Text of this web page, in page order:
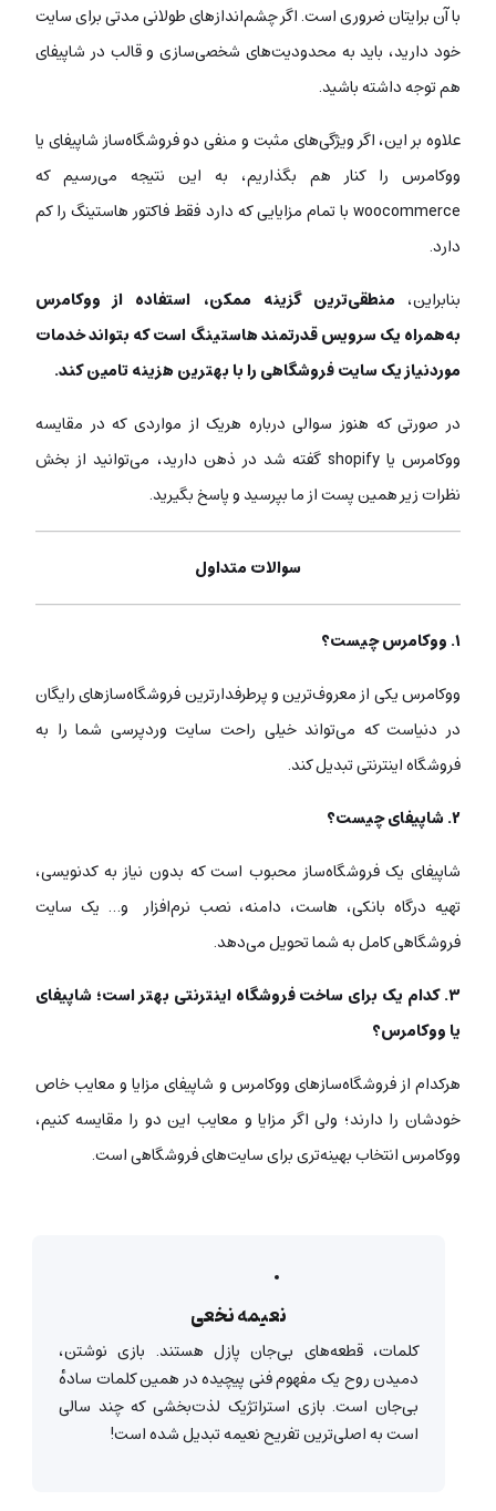
با آن برایتان ضروری است. اگر چشم‌اندازهای طولانی مدتی برای سایت
خود دارید، باید به محدودیت‌های شخصی‌سازی و قالب در شاپیفای
هم توجه داشته باشید.
علاوه بر این، اگر ویژگی‌های مثبت و منفی دو فروشگاه‌ساز شاپیفای یا
ووکامرس را کنار هم بگذاریم، به این نتیجه می‌رسیم که
woocommerce با تمام مزایایی که دارد فقط فاکتور هاستینگ را کم
دارد.
بنابراین، منطقی‌ترین گزینه‌ ممکن، استفاده از ووکامرس
به‌همراه یک سرویس قدرتمند هاستینگ است که بتواند خدمات
موردنیاز یک سایت فروشگاهی را با بهترین هزینه تامین کند.
در صورتی که هنوز سوالی درباره‌ هریک از مواردی که در مقایسه
ووکامرس یا shopify گفته شد در ذهن دارید، می‌توانید از بخش
نظرات زیر همین پست از ما بپرسید و پاسخ بگیرید.
سوالات متداول
۱. ووکامرس چیست؟
ووکامرس یکی از معروف‌ترین و پرطرفدارترین فروشگاه‌سازهای رایگان
در دنیاست که می‌تواند خیلی راحت سایت وردپرسی شما را به
فروشگاه اینترنتی تبدیل کند.
۲. شاپیفای چیست؟
شاپیفای یک فروشگاه‌ساز محبوب است که بدون نیاز به کدنویسی،
تهیه درگاه بانکی، هاست، دامنه، نصب نرم‌افزار و… یک سایت
فروشگاهی کامل به شما تحویل می‌دهد.
۳. کدام‌ یک برای ساخت فروشگاه اینترنتی بهتر است؛ شاپیفای
یا ووکامرس؟
هرکدام از فروشگاه‌سازهای ووکامرس و شاپیفای مزایا و معایب خاص
خودشان را دارند؛ ولی اگر مزایا و معایب این دو را مقایسه کنیم،
ووکامرس انتخاب بهینه‌تری برای سایت‌های فروشگاهی است.
نعیمه نخعی
کلمات، قطعه‌های بی‌جان پازل هستند. بازی نوشتن،
دمیدن روح یک مفهوم فنی پیچیده در همین کلمات سادهٔ
بی‌جان است. بازی استراتژیک لذت‌بخشی که چند سالی
است به اصلی‌ترین تفریح نعیمه تبدیل شده است!